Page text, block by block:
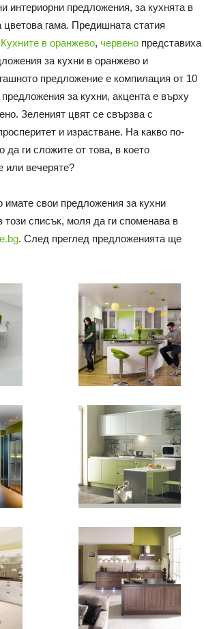
интериорни предложения, за кухнята в
цветова гама. Предишната статия
Кухните в оранжево, червено представиха
за кухни в оранжево и
предложение е компилация от 10
предложения за кухни, акцента е върху
Зеленият цвят се свързва с
и израстване. На какво по-
да ги сложите от това, в което
или вечеряте?
свои предложения за кухни
списък, моля да ги споменава в
. След преглед предложенията ще